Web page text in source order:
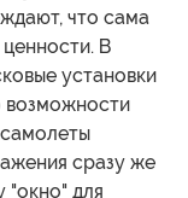
что сама
В
установки
возможности
сразу же
"окно" для